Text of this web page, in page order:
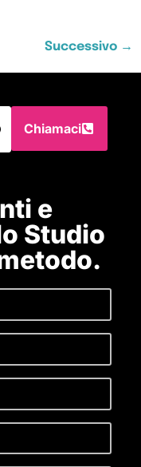
Successivo →
Chiamaci
e
Studio